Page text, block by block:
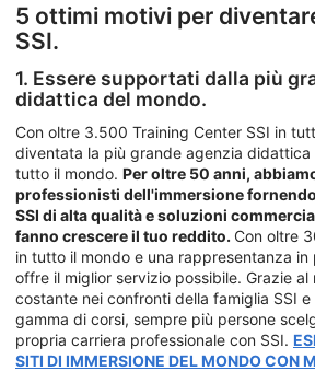
5 ottimi motivi per
SSI.
1. Essere supportati dalla più
didattica del mondo.
Con oltre 3.500 Training Center SSI in
diventata la più grande agenzia didattica
tutto il mondo. Per oltre 50 anni,
professionisti dell'immersione
SSI di alta qualità e soluzioni
fanno crescere il tuo reddito. Con oltre
in tutto il mondo e una rappresentanza in
offre il miglior servizio possibile. Grazie al
costante nei confronti della famiglia SSI e
gamma di corsi, sempre più persone
propria carriera professionale con SSI.
SITI DI IMMERSIONE DEL MONDO CON